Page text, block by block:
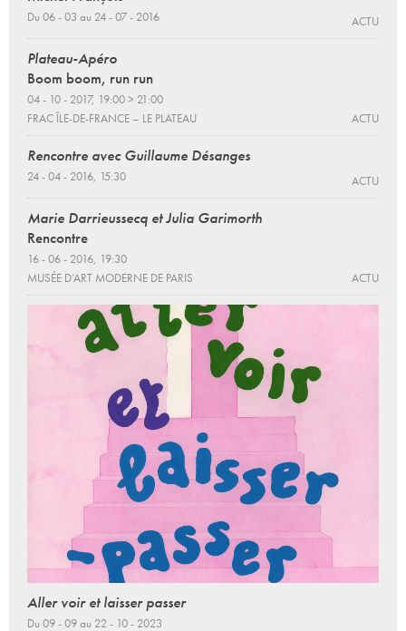
Du 06 - 03 au 24 - 07 - 2016 ACTU
Plateau-Apéro
Boom boom, run run
04 - 10 - 2017, 19:00 > 21:00
FRAC ÎLE-DE-FRANCE – LE PLATEAU
ACTU
Rencontre avec Guillaume Désanges
24 - 04 - 2016, 15:30 ACTU
Marie Darrieussecq et Julia Garimorth
Rencontre
16 - 06 - 2016, 19:30
MUSÉE D’ART MODERNE DE PARIS
ACTU
Aller voir et laisser passer
Du 09 - 09 au 22 - 10 - 2023